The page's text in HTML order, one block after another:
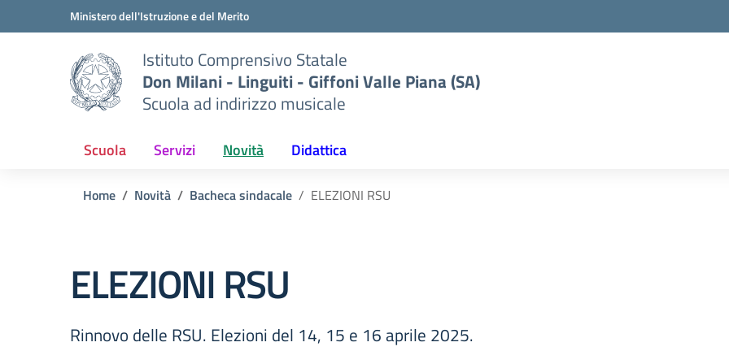
Vai ai contenuti
Vai al menu di navigazioneMinistero dell'Istruzione e del Merito
Istituto Comprensivo Statale
Don Milani - Linguiti - Giffoni Valle Piana (SA)
Scuola ad indirizzo musicale
Scuola Servizi Novità Didattica
Home Novità Bacheca sindacale ELEZIONI RSU
ELEZIONI RSU
Rinnovo delle RSU. Elezioni del 14, 15 e 16 aprile 2025.